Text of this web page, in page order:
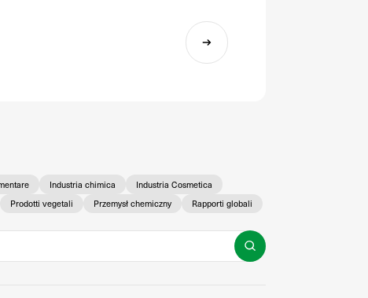
Industria chimica
Industria Cosmetica
Prodotti vegetali Przemysł chemiczny Rapporti globali